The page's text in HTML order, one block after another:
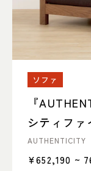
ソファ
『
シティファ
AUTHENTICITY
¥652,190 ~